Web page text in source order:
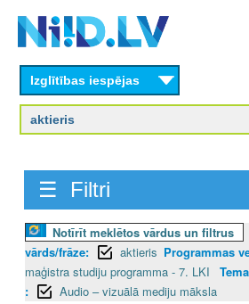
content
Izglītības iespējas
☰ Filtri
Notīrīt meklētos vārdus un filtrus
vārds/frāze:
aktieris Programmas
maģistra studiju programma - 7. LKI
:
Audio – vizuālā mediju māksla